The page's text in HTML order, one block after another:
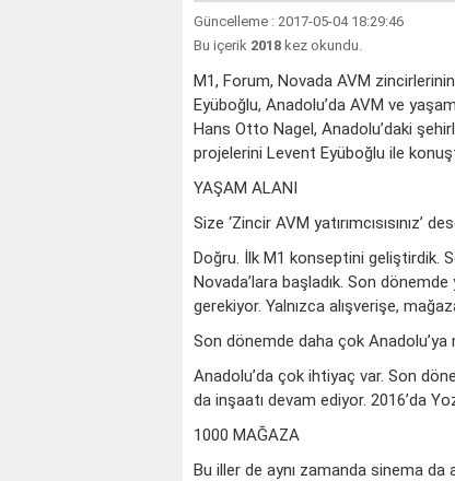
Güncelleme : 2017-05-04 18:29:46
Bu içerik 2018 kez okundu.
M1, Forum, Novada AVM
Eyüboğlu, Anadolu’da AVM ve
Hans Otto Nagel, Anadolu’daki
projelerini Levent Eyüboğlu ile
YAŞAM ALANI
Size ‘Zincir AVM yatırımcısısınız’
Doğru. İlk M1 konseptini geliştirdik.
Novada’lara başladık. Son dönemde
gerekiyor. Yalnızca alışverişe,
Son dönemde daha çok Anadolu’ya
Anadolu’da çok ihtiyaç var. Son
da inşaatı devam ediyor. 2016’da
1000 MAĞAZA
Bu iller de aynı zamanda sinema da